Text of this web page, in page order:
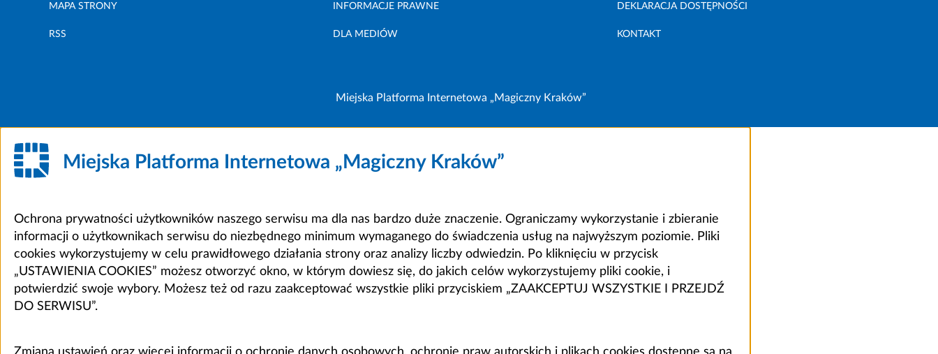
MAPA STRONY INFORMACJE PRAWNE DEKLARACJA DOSTĘPNOŚCI
RSS DLA MEDIÓW KONTAKT
Miejska Platforma Internetowa „Magiczny Kraków”
Miejska Platforma Internetowa „Magiczny Kraków”
Ochrona prywatności użytkowników naszego serwisu ma dla nas bardzo duże znaczenie. Ograniczamy wykorzystanie i zbieranie
informacji o użytkownikach serwisu do niezbędnego minimum wymaganego do świadczenia usług na najwyższym poziomie. Pliki
cookies wykorzystujemy w celu prawidłowego działania strony oraz analizy liczby odwiedzin. Po kliknięciu w przycisk
„USTAWIENIA COOKIES” możesz otworzyć okno, w którym dowiesz się, do jakich celów wykorzystujemy pliki cookie, i
potwierdzić swoje wybory. Możesz też od razu zaakceptować wszystkie pliki przyciskiem „ZAAKCEPTUJ WSZYSTKIE I PRZEJDŹ
DO SERWISU”.